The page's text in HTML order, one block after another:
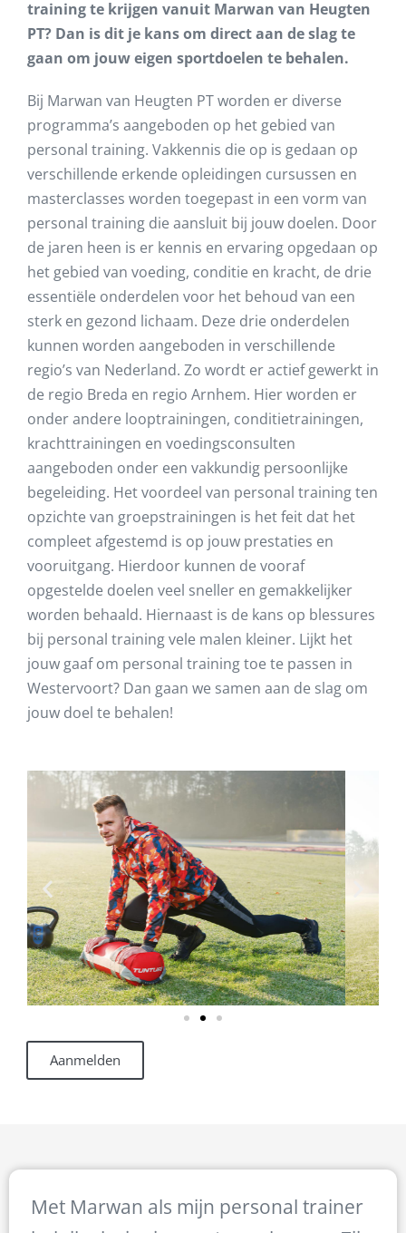
training te krijgen vanuit Marwan van Heugten
PT? Dan is dit je kans om direct aan de slag te
gaan om jouw eigen sportdoelen te behalen.
Bij Marwan van Heugten PT worden er diverse
programma’s aangeboden op het gebied van
personal training. Vakkennis die op is gedaan op
verschillende erkende opleidingen cursussen en
masterclasses worden toegepast in een vorm van
personal training die aansluit bij jouw doelen. Door
de jaren heen is er kennis en ervaring opgedaan op
het gebied van voeding, conditie en kracht, de drie
essentiële onderdelen voor het behoud van een
sterk en gezond lichaam. Deze drie onderdelen
kunnen worden aangeboden in verschillende
regio’s van Nederland. Zo wordt er actief gewerkt in
de regio Breda en regio Arnhem. Hier worden er
onder andere looptrainingen, conditietrainingen,
krachttrainingen en voedingsconsulten
aangeboden onder een vakkundig persoonlijke
begeleiding. Het voordeel van personal training ten
opzichte van groepstrainingen is het feit dat het
compleet afgestemd is op jouw prestaties en
vooruitgang. Hierdoor kunnen de vooraf
opgestelde doelen veel sneller en gemakkelijker
worden behaald. Hiernaast is de kans op blessures
bij personal training vele malen kleiner. Lijkt het
jouw gaaf om personal training toe te passen in
Westervoort? Dan gaan we samen aan de slag om
jouw doel te behalen!
Aanmelden
Met Marwan als mijn personal trainer